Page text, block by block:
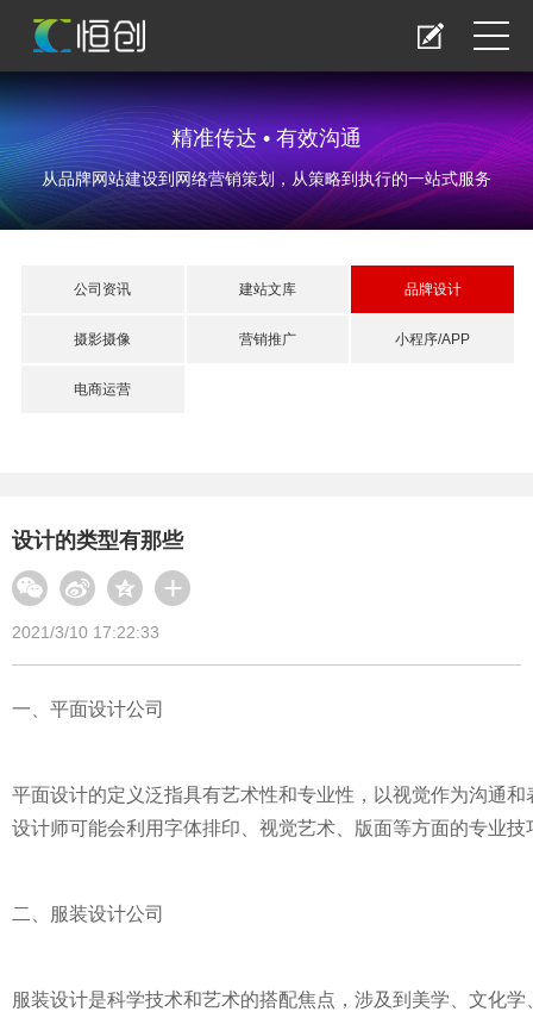
精准传达 • 有效沟通
从品牌网站建设到网络营销策划，从策略到执行的一站式服务
公司资讯 建站文库 品牌设计
摄影摄像 营销推广 小程序/APP
电商运营
设计的类型有那些
2021/3/10 17:22:33
一、平面设计公司
平面设计的定义泛指具有艺术性和专业性，以视觉作为沟通
设计师可能会利用字体排印、视觉艺术、版面等方面的专业
二、服装设计公司
服装设计是科学技术和艺术的搭配焦点，涉及到美学、文化